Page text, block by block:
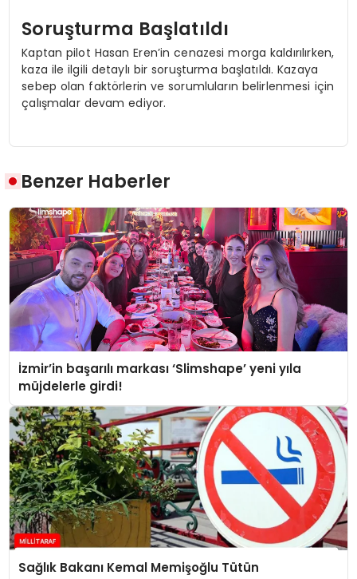
Soruşturma Başlatıldı
Kaptan pilot Hasan Eren’in cenazesi morga kaldırılırken,
kaza ile ilgili detaylı bir soruşturma başlatıldı. Kazaya
sebep olan faktörlerin ve sorumluların belirlenmesi için
çalışmalar devam ediyor.
Benzer Haberler
İzmir’in başarılı markası ‘Slimshape’ yeni yıla
müjdelerle girdi!
Sağlık Bakanı Kemal Memişoğlu Tütün